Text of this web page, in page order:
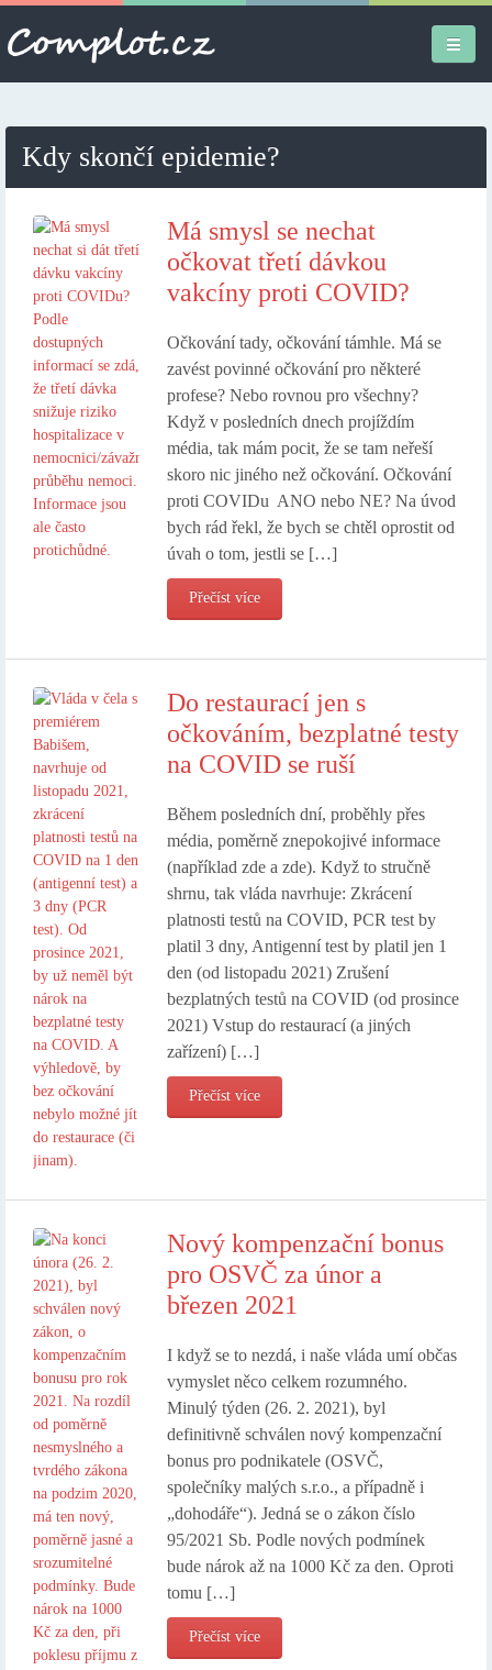
Různé
Osobní
Apple iPad
Práce
Kdy skončí epidemie?
Má smysl se nechat
očkovat třetí dávkou
vakcíny proti COVID?
Očkování tady, očkování támhle. Má se
zavést povinné očkování pro některé
profese? Nebo rovnou pro všechny?
Když v posledních dnech projíždím
média, tak mám pocit, že se tam neřeší
skoro nic jiného než očkování. Očkování
proti COVIDu ANO nebo NE? Na úvod
bych rád řekl, že bych se chtěl oprostit od
úvah o tom, jestli se […]
Přečíst více
Do restaurací jen s
očkováním, bezplatné testy
na COVID se ruší
Během posledních dní, proběhly přes
média, poměrně znepokojivé informace
(například zde a zde). Když to stručně
shrnu, tak vláda navrhuje: Zkrácení
platnosti testů na COVID, PCR test by
platil 3 dny, Antigenní test by platil jen 1
den (od listopadu 2021) Zrušení
bezplatných testů na COVID (od prosince
2021) Vstup do restaurací (a jiných
zařízení) […]
Přečíst více
Nový kompenzační bonus
pro OSVČ za únor a
březen 2021
I když se to nezdá, i naše vláda umí občas
vymyslet něco celkem rozumného.
Minulý týden (26. 2. 2021), byl
definitivně schválen nový kompenzační
bonus pro podnikatele (OSVČ,
společníky malých s.r.o., a případně i
„dohodáře“). Jedná se o zákon číslo
95/2021 Sb. Podle nových podmínek
bude nárok až na 1000 Kč za den. Oproti
tomu […]
Přečíst více